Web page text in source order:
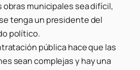
obras municipales sea difícil,
tenga un presidente del
político.
pública hace que las
sean complejas y hay una